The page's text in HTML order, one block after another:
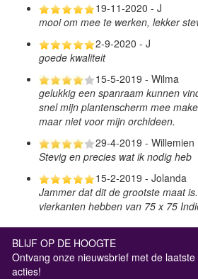
19-11-2020 - J
mooi om mee te werken, lekker
2-9-2020 - J
goede kwaliteit
15-5-2019 - Wilma
gelukkig een spanraam kunnen
snel mijn plantenscherm mee
maar niet voor mijn orchideen.
29-4-2019 - Willemien
Stevig en precies wat ik nodig heb
15-2-2019 - Jolanda
Jammer dat dit de grootste maat
vierkanten hebben van 75 x 75
BLIJF OP DE HOOGTE
Ontvang onze nieuwsbrief met de
acties!